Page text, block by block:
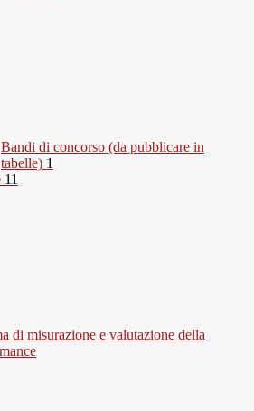
Bandi di concorso (da pubblicare in
tabelle) 1
11
di misurazione e valutazione della